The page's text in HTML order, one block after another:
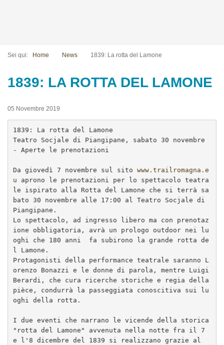
Sei qui: Home News 1839: La rotta del Lamone
1839: LA ROTTA DEL LAMONE
05 Novembre 2019
1839: La rotta del Lamone
Teatro Socjale di Piangipane, sabato 30 novembre
- Aperte le prenotazioni
Da giovedì 7 novembre sul sito www.trailromagna.e
u aprono le prenotazioni per lo spettacolo teatra
le ispirato alla Rotta del Lamone che si terrà sa
bato 30 novembre alle 17:00 al Teatro Socjale di
Piangipane.
Lo spettacolo, ad ingresso libero ma con prenotaz
ione obbligatoria, avrà un prologo outdoor nei lu
oghi che 180 anni  fa subirono la grande rotta de
l Lamone.
Protagonisti della performance teatrale saranno L
orenzo Bonazzi e le donne di parola, mentre Luigi
Berardi, che cura ricerche storiche e regia della
pièce, condurrà la passeggiata conoscitiva sui lu
oghi della rotta.
I due eventi che narrano le vicende della storica
"rotta del Lamone" avvenuta nella notte fra il 7
e l'8 dicembre del 1839 si realizzano grazie al